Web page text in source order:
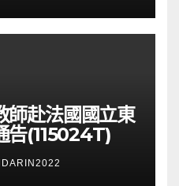
師赴法國國立東
告(115024T)